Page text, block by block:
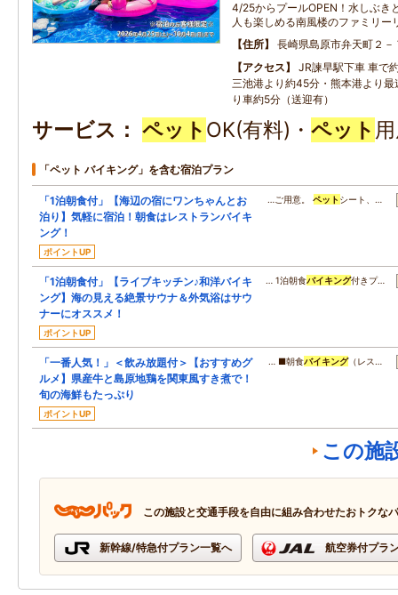
4/25からプールOPEN！水しぶき
人も楽しめる南風楼のファミリー
住所
長崎県島原市弁天町２
アクセス
JR諫早駅下車 車で
三池港より約45分・熊本港より
り車約5分（送迎有）
サービス ペット OK(有料)・ ペット
「ペット バイキング」を含む宿泊プラン
「1泊朝食付」【海辺の宿にワンちゃんとお
泊り】気軽に宿泊！朝食はレストランバイキ
ング！
ポイントUP
…ご用意。ペット シート、…
「1泊朝食付」【ライブキッチン♪和洋バイキ
ング】海の見える絶景サウナ＆外気浴はサウ
ナーにオススメ！
ポイントUP
… 1泊朝食バイキング付きプ…
「一番人気！」＜飲み放題付＞【おすすめグ
ルメ】県産牛と島原地鶏を関東風すき煮で！
旬の海鮮もたっぷり
ポイントUP
… ■朝食バイキング（レス…
この施
この施設と交通手段を自由に組み合わせたおトクな
新幹線/特急付プラン一覧へ 航空券付プラ